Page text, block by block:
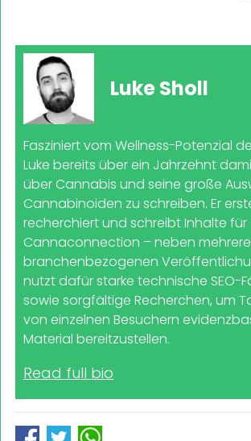
Luke Sholl
Fasziniert vom Wellness-Potenzial
Luke bereits über ein Jahrzehnt
über Cannabis und seine große
Cannabinoiden zu schreiben. Er
recherchiert und schreibt Inhalte für
Cannaconnection – neben
branchenbezogenen
nutzt dafür starke technische SEO-
sowie sorgfältige Recherchen, um
von einzelnen Besuchern
Material bereitzustellen.
Read full bio